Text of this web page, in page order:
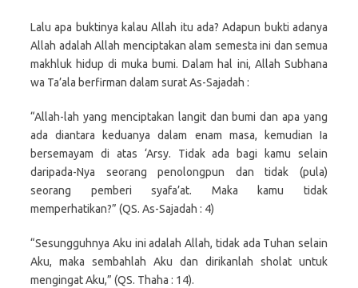
Lalu apa buktinya kalau Allah itu ada? Adapun bukti adanya
Allah adalah Allah menciptakan alam semesta ini dan semua
makhluk hidup di muka bumi. Dalam hal ini, Allah Subhana
wa Ta’ala berfirman dalam surat As-Sajadah :
“Allah-lah yang menciptakan langit dan bumi dan apa yang
ada diantara keduanya dalam enam masa, kemudian Ia
bersemayam di atas ‘Arsy. Tidak ada bagi kamu selain
daripada-Nya seorang penolongpun dan tidak (pula)
seorang pemberi syafa’at. Maka kamu tidak
memperhatikan?” (QS. As-Sajadah : 4)
“Sesungguhnya Aku ini adalah Allah, tidak ada Tuhan selain
Aku, maka sembahlah Aku dan dirikanlah sholat untuk
mengingat Aku,” (QS. Thaha : 14).